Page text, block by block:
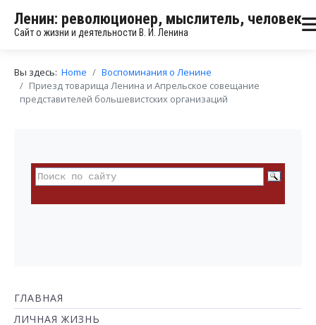
Ленин: революционер, мыслитель, человек
Сайт о жизни и деятельности В. И. Ленина
Вы здесь: Home
Воспоминания о Ленине
Приезд товарища Ленина и Апрельское совещание
представителей большевистских организаций
ГЛАВНАЯ
ЛИЧНАЯ ЖИЗНЬ